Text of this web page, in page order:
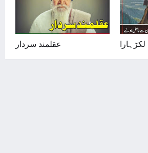
عقلمند سردار